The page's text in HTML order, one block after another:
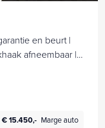
en beurt |
afneembaar |
€ 15.450,- Marge auto